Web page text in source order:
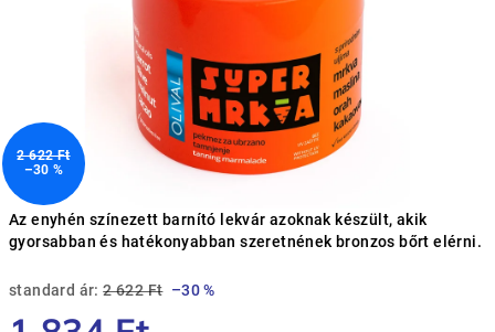
Az enyhén színezett barnító lekvár azoknak készült, akik
gyorsabban és hatékonyabban szeretnének bronzos bőrt elérni.
standard ár: 2 622 Ft –30 %
2 622 Ft
–30 %